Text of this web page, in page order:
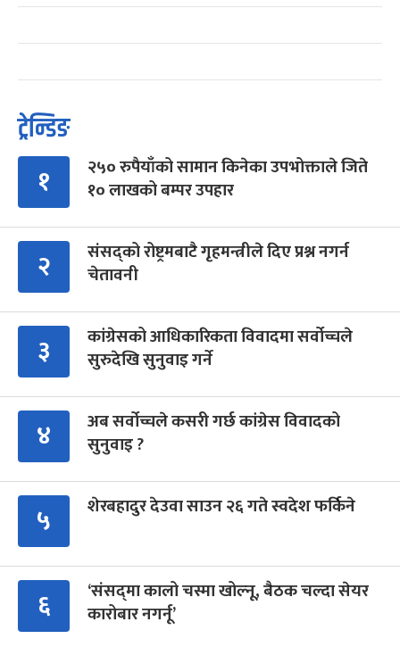
ट्रेन्डिङ
१
२५० रुपैयाँको सामान किनेका उपभोक्ताले जिते
१० लाखको बम्पर उपहार
२
संसद्को रोष्ट्रमबाटै गृहमन्त्रीले दिए प्रश्न नगर्न
चेतावनी
३
कांग्रेसको आधिकारिकता विवादमा सर्वोच्चले
सुरुदेखि सुनुवाइ गर्ने
४
अब सर्वोच्चले कसरी गर्छ कांग्रेस विवादको
सुनुवाइ ?
५ शेरबहादुर देउवा साउन २६ गते स्वदेश फर्किने
६
‘संसद्‍मा कालो चस्मा खोल्नू, बैठक चल्दा सेयर
कारोबार नगर्नू’